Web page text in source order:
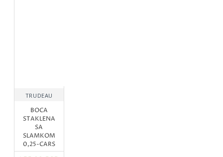
TRUDEAU
BOCA
STAKLENA
SA
SLAMKOM
0,25-CARS